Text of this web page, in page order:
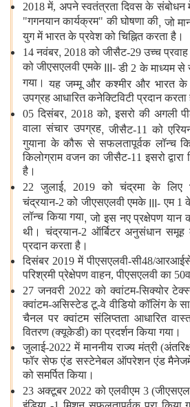
2018 में, अपने स्वतंत्रता दिवस के संबोधन
"गगनयान कार्यक्रम" की घोषणा की,जो
युग में भारत के प्रवेश को चिह्नित करता है।
14 नवंबर, 2018 को जीसैट-29 उच्च प्रवाह
को जीएसएलवी एमके III-डी 2 के माध्यम से
गया। यह जम्मू और कश्मीर और भारत के
उपग्रह आधारित कनेक्टिविटी प्रदान करता
05 दिसंबर, 2018 को,इसरो की अगली
वाला संचार उपग्रह,जीसैट-11 को
गुयाना के कौरू से सफलतापूर्वक लॉन्च
किलोग्राम वजन का जीसैट-11 इसरो द्वारा
है।
22 जुलाई, 2019 को चंद्रमा के लिए
चंद्रयान-2 को जीएसएलवी एमके III-एम 1
लॉन्च किया गया,जो इस नए प्रक्षेपण यान
थी। चंद्रयान-2 ऑर्बिटर अनुसंधान समूह
प्रदान करता है।
दिसंबर 2019 में पीएसएलवी-सी48/
परिश्रमी प्रेक्षेपण वाहन, पीएसएलवी का
27 जनवरी 2022 को क्वांटम-सिक्योर
क्वांटम-असिस्टेड टू-वे वीडियो कॉलिंग के
चैनल पर क्वांटम संलिप्तता आधारित
वितरण (क्यूकेडी) का प्रदर्शन किया गया।
जुलाई-2022 में माननीय राज्य मंत्री
फॉर सेफ एंड सस्टेनेबल ऑपरेशन एंड
को समर्पित किया।
23 अक्टूबर 2022 को एलवीएम 3